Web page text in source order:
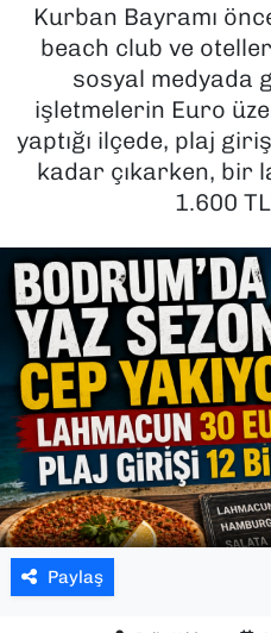
Kurban Bayramı
beach club ve
sosyal medyada
işletmelerin Euro
yaptığı ilçede, plaj
kadar çıkarken, bir
1.600
Paylaş
MAGAZİN
POLİTİKA
SAĞLIK
TEKNOLOJİ
YAŞAM
YEREL YÖNETİMLER
Haber Arşivi